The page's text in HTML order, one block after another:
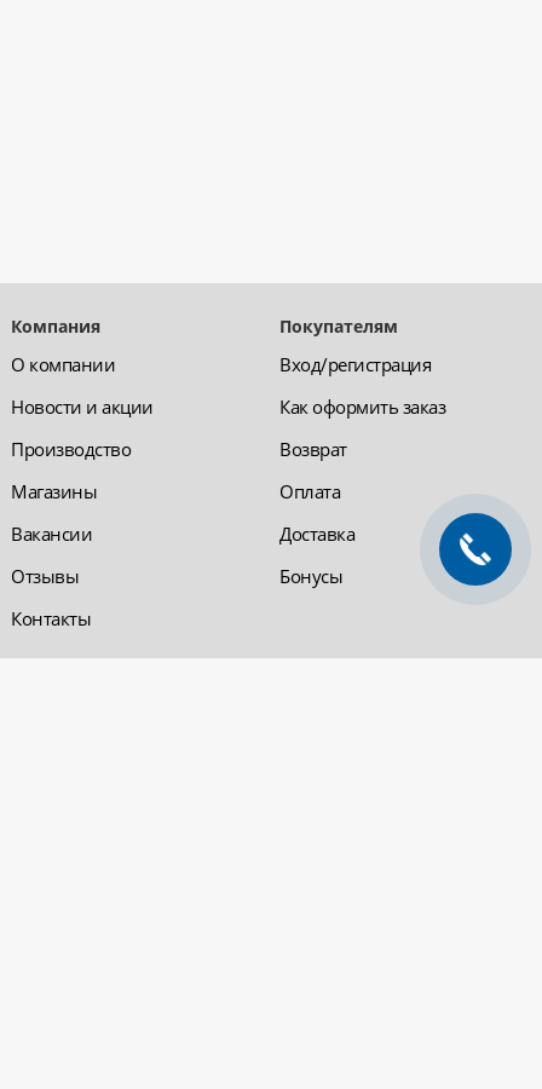
Компания
О компании
Новости и акции
Производство
Магазины
Вакансии
Отзывы
Контакты
Покупателям
Вход/регистрация
Как оформить заказ
Возврат
Оплата
Доставка
Бонусы
Обратная связь Компания «220 ВСЯ